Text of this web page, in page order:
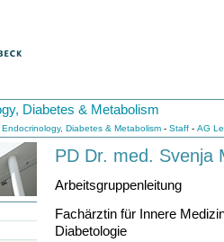
Diabetes & Metabolism
Diabetes & Metabolism - Staff - AG
PD Dr. med. Svenja
Arbeitsgruppenleitung
Fachärztin für Innere
Diabetologie